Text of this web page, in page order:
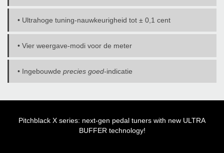
• Ultrahoge tuning-nauwkeurigheid tot ± 0,1 cent
• Vier weergave-modi voor de meter
• Ingebouwde precies goed-indicatie
Pitchblack X series: next-gen pedal tuners with new ULTRA
BUFFER technology!